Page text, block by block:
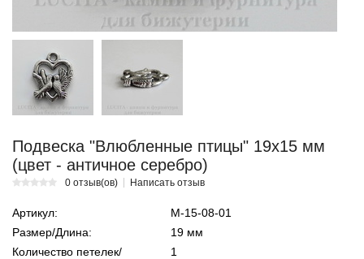
Подвеска "Влюбленные птицы" 19х15 мм
(цвет - античное серебро)
0 отзыв(ов) Написать отзыв
Артикул:
М-15-08-01
Размер/Длина:
19 мм
Количество петелек/
1